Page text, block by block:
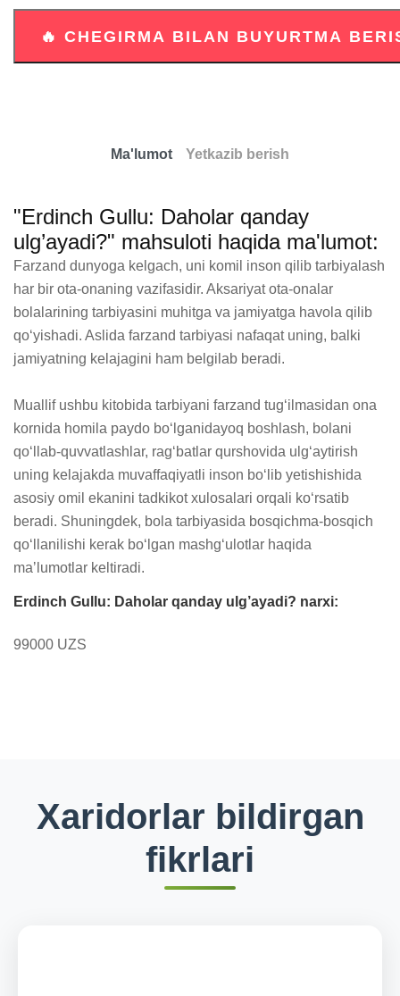
Ma'lumot Yetkazib berish
"Erdinch Gullu: Daholar qanday
ulg’ayadi?" mahsuloti haqida ma'lumot:
Farzand dunyoga kelgach, uni komil inson qilib tarbiyalash
har bir ota-onaning vazifasidir. Aksariyat ota-onalar
bolalarining tarbiyasini muhitga va jamiyatga havola qilib
qo‘yishadi. Aslida farzand tarbiyasi nafaqat uning, balki
jamiyatning kelajagini ham belgilab beradi.
Muallif ushbu kitobida tarbiyani farzand tug‘ilmasidan ona
kornida homila paydo bo‘lganidayoq boshlash, bolani
qo‘llab-quvvatlashlar, rag‘batlar qurshovida ulg‘aytirish
uning kelajakda muvaffaqiyatli inson bo‘lib yetishishida
asosiy omil ekanini tadkikot xulosalari orqali ko‘rsatib
beradi. Shuningdek, bola tarbiyasida bosqichma-bosqich
qo‘llanilishi kerak bo‘lgan mashg‘ulotlar haqida
maʼlumotlar keltiradi.
Erdinch Gullu: Daholar qanday ulg’ayadi? narxi:
99000 UZS
Xaridorlar bildirgan
fikrlari